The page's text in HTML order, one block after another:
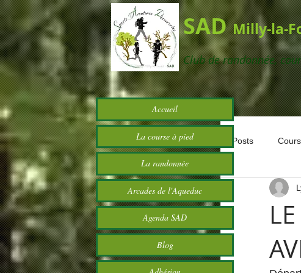
Accueil
La course à pied
La randonnée
Arcades de l'Aqueduc
Agenda SAD
Blog
SADMilly-
Club de randonnée,
All Posts